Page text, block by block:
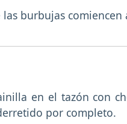
burbujas comiencen
en el tazón con
por completo.